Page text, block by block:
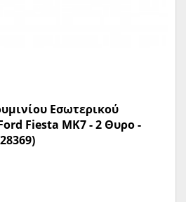
Εσωτερικού
Fiesta MK7 - 2 Θυρο -